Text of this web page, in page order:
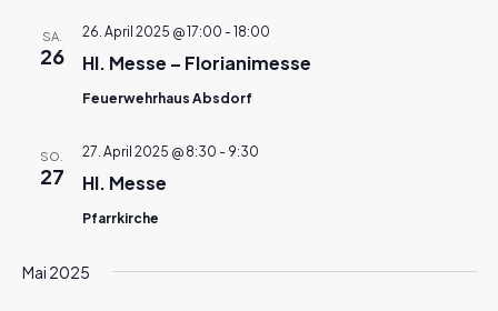
SA.
26 Hl. Messe – Florianimesse
26. April 2025 @ 17:00 - 18:00
Feuerwehrhaus Absdorf
SO.
27 Hl. Messe
27. April 2025 @ 8:30 - 9:30
Pfarrkirche
Mai 2025